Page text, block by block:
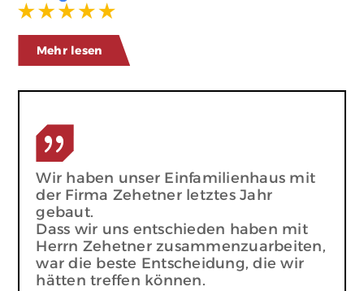
Mehr lesen
{
Wir haben unser Einfamilienhaus mit
der Firma Zehetner letztes Jahr
gebaut.
Dass wir uns entschieden haben mit
Herrn Zehetner zusammenzuarbeiten,
war die beste Entscheidung, die wir
hätten treffen können.